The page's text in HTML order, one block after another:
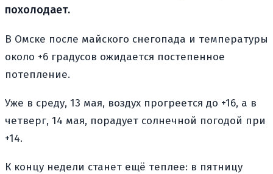
похолодает.
В Омске после майского снегопада и температуры
около +6 градусов ожидается постепенное
потепление.
Уже в среду, 13 мая, воздух прогреется до +16, а в
четверг, 14 мая, порадует солнечной погодой при
+14.
К концу недели станет ещё теплее: в пятницу